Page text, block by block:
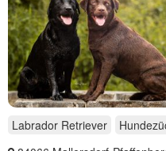
Labrador Retriever